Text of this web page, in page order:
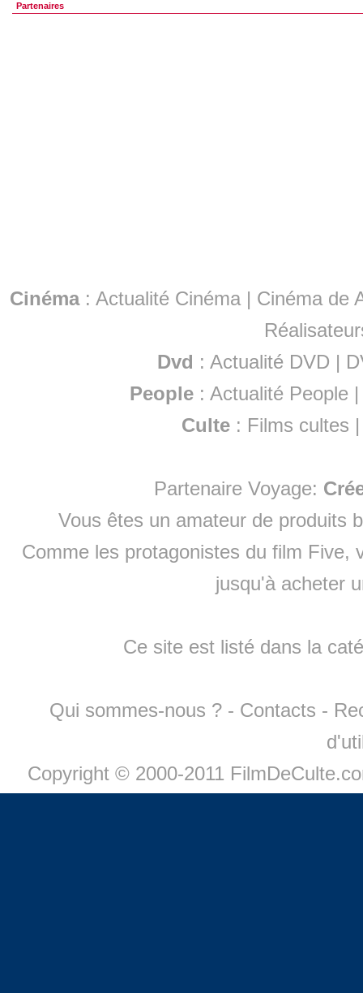
Partenaires
Cinéma: Actualité Cinéma | Cinéma de
Dvd : Actualité DVD |
People :Actualité People
Culte : Films cultes
Partenaire Voyage:
Vous êtes un amateur de produits
Comme les protagonistes du film Five,
jusqu'à acheter
Ce site est listé dans la
Qui sommes-nous ? - Contacts -
Copyright © 2000-2011